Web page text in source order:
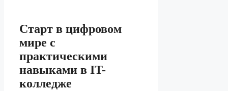
Старт в цифровом
мире с
практическими
навыками в IT-
колледже